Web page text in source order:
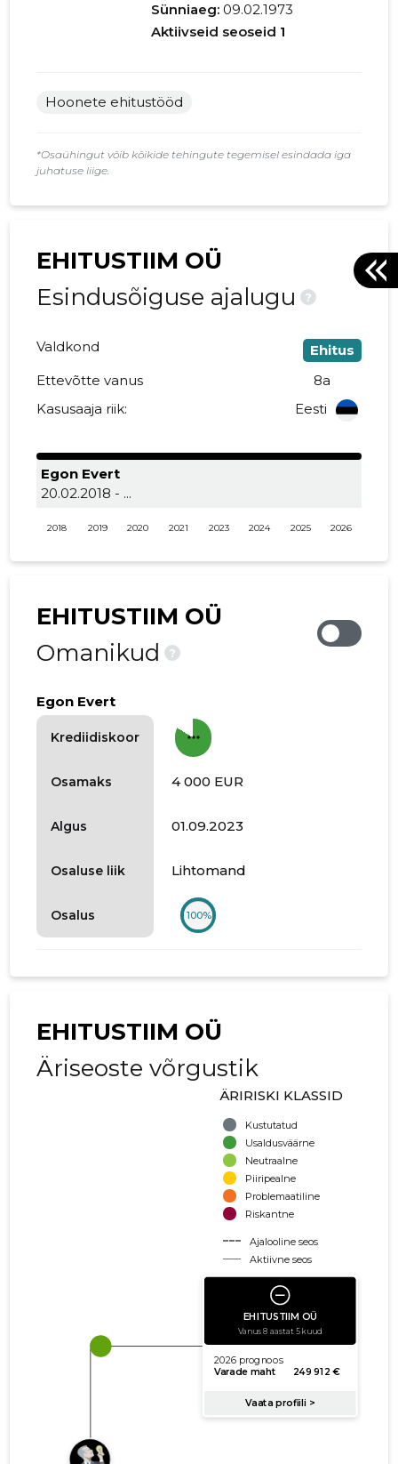
Sünniaeg:09.02.1973
Aktiivseid seoseid 1
Hoonete ehitustööd
*Osaühingut võib kõikide tehingute tegemisel esindada iga
juhatuse liige.
EHITUSTIIM OÜ
Esindusõiguse ajalugu
?
Valdkond
Ehitus
Ettevõtte vanus
8a
Kasusaaja riik:
Eesti
Egon Evert
20.02.2018 - ...
2018 2019 2020 2021 2023 2024 2025 2026
EHITUSTIIM OÜ
Omanikud
?
Krediidiskoor
Osamaks
Algus
Osaluse liik
Osalus
Egon Evert
more_horiz
4 000 EUR
01.09.2023
Lihtomand
100%
EHITUSTIIM OÜ
Äriseoste võrgustik
ÄRIRISKI KLASSID
Kustutatud
Usaldusväärne
Neutraalne
Piiripealne
Problemaatiline
Riskantne
Ajalooline seos
Aktiivne seos
käibe suurus
võla suurus
Seoste laiendamine